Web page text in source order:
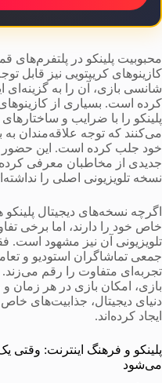
محبوبیت پلینکو در پلتفرم‌های
کازینوهای کریپتویی نیز قابل
شانسی بازی، آن را به گزینه‌ای
کرده است. بسیاری از
پلینکو را با ضرایب و
می‌کنند که توجه علاقه‌مندان به
خود جلب کرده است. این حضور
جدیدی از مخاطبان معرفی
نسخه تلویزیونی اصلی را
اگرچه نسخه‌های دیجیتال
خاص خود را دارند، اما برخی
تلویزیونی آن نیز مشهود است.
جمعی تماشاگران استودیو و
تجربه‌ای متفاوت را رقم
بازی، امکان بازی در هر زمان و
دنیای دیجیتال، جذابیت‌های
ایجاد کرده‌اند.
می‌شود